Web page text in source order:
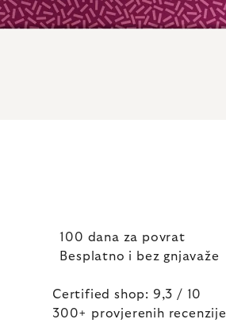
100 dana za povrat
Besplatno i bez gnjavaže
Certified shop: 9,3 / 10
300+ provjerenih recenzije